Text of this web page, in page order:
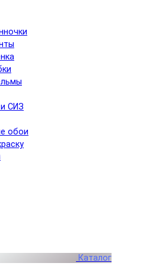
СИЗ
обои
Каталог